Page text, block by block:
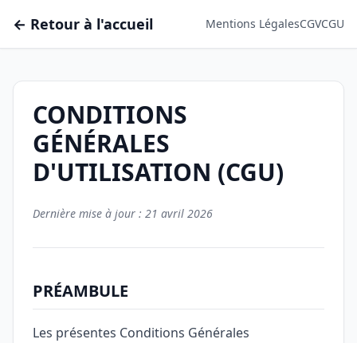
← Retour à l'accueil Mentions LégalesCGVCGU
CONDITIONS
GÉNÉRALES
D'UTILISATION (CGU)
Dernière mise à jour : 21 avril 2026
PRÉAMBULE
Les présentes Conditions Générales